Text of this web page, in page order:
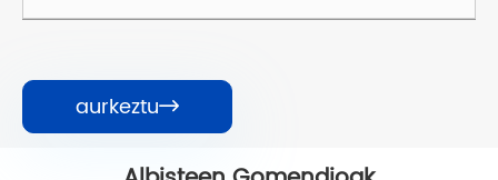
aurkeztu